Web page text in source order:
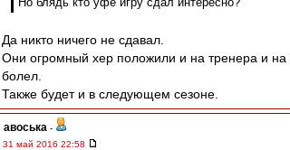
Да никто ничего не сдавал.
Они огромный хер положили и на тренера и на
болел.
Также будет и в следующем сезоне.
авоська -
31 май 2016 22:58